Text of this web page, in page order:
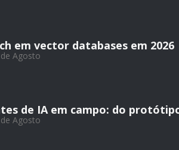
em vector databases em 2026
Agosto
de IA em campo: do
Agosto